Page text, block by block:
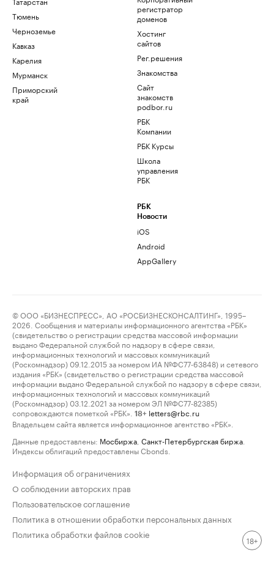
Тюмень
Черноземье
Кавказ
Карелия
Мурманск
Приморский
край
регистратор
доменов
Хостинг
сайтов
Рег.решения
Знакомства
Сайт
знакомств
podbor.ru
РБК
Компании
РБК Курсы
Школа
управления
РБК
РБК
Новости
iOS
Android
AppGallery
© ООО «БИЗНЕСПРЕСС», АО «РОСБИЗНЕСКОНСАЛТИНГ», 1995–
2026. Сообщения и материалы информационного агентства «РБК»
(свидетельство о регистрации средства массовой информации
выдано Федеральной службой по надзору в сфере связи,
информационных технологий и массовых коммуникаций
(Роскомнадзор) 09.12.2015 за номером ИА №ФС77-63848) и сетевого
издания «РБК» (свидетельство о регистрации средства массовой
информации выдано Федеральной службой по надзору в сфере связи,
информационных технологий и массовых коммуникаций
(Роскомнадзор) 03.12.2021 за номером ЭЛ №ФС77-82385)
сопровождаются пометкой «РБК».
18+ letters@rbc.ru
Владельцем сайта является информационное агентство «РБК».
Данные предоставлены: Мосбиржа Санкт-Петербургская биржа
Индексы облигаций предоставлены Cbonds.
Информация об ограничениях
О соблюдении авторских прав
Пользовательское соглашение
Политика в отношении обработки персональных данных
Политика обработки файлов cookie
18+